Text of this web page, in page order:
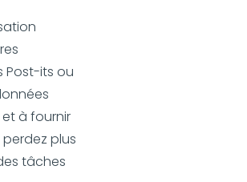
Post-its ou
à fournir
plus
tâches